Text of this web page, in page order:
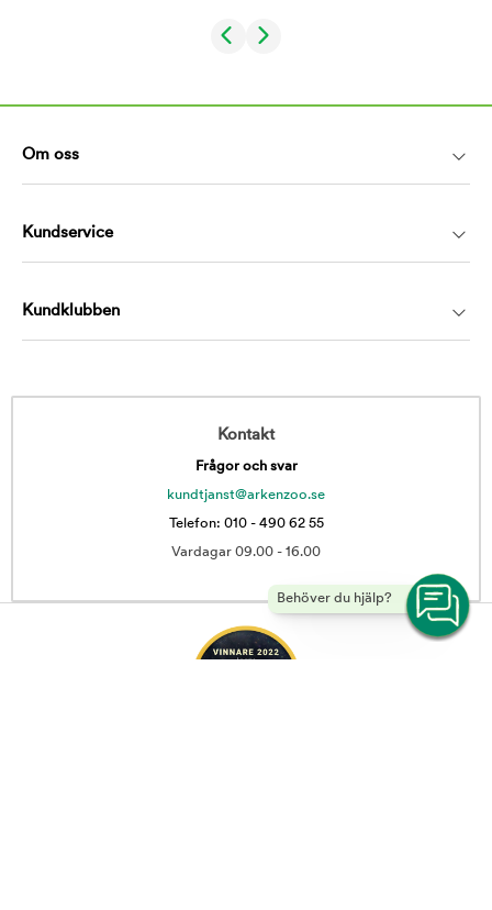
Behöver du hjälp?
Om oss
Kundservice
Kundklubben
Kontakt
Frågor och svar
kundtjanst@arkenzoo.se
Telefon: 010 - 490 62 55
Vardagar 09.00 - 16.00